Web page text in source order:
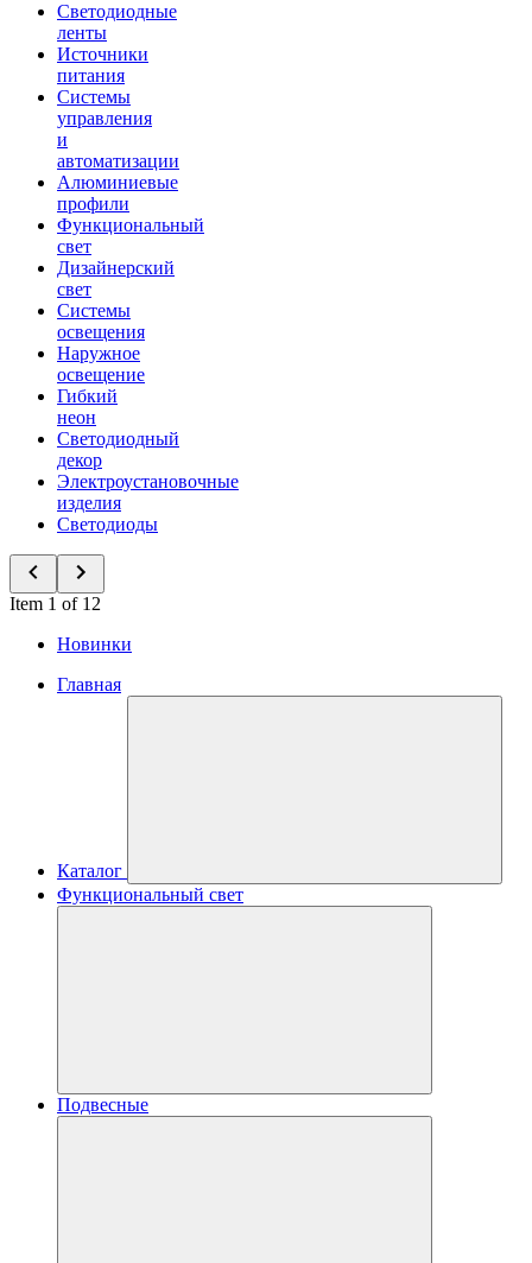
Светодиодные
ленты
Источники
питания
Системы
управления
и
автоматизации
Алюминиевые
профили
Функциональный
свет
Дизайнерский
свет
Системы
освещения
Наружное
освещение
Гибкий
неон
Светодиодный
декор
Электроустановочные
изделия
Светодиоды
Item 1 of 12
Новинки
Главная
Каталог
Функциональный свет
Подвесные